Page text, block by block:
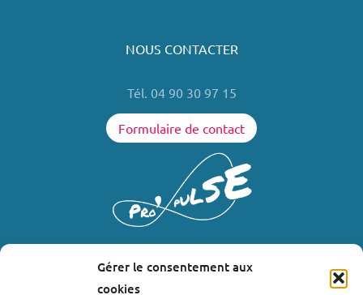
Gérer le consentement aux
cookies
NOUS CONTACTER
Tél. 04 90 30 97 15
Formulaire de contact